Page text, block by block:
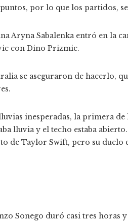
por lo que los partidos,
Aryna Sabalenka entró en la
con Dino Prizmic.
se aseguraron de hacerlo,
inesperadas, la primera de
lluvia y el techo estaba
de Taylor Swift, pero su duelo
Sonego duró casi tres horas